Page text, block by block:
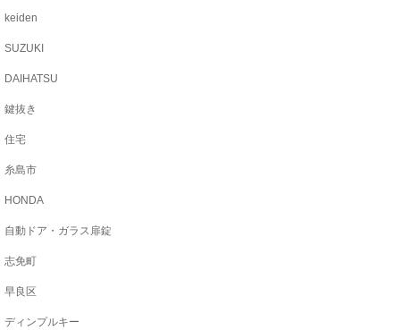
keiden
SUZUKI
DAIHATSU
鍵抜き
住宅
糸島市
HONDA
自動ドア・ガラス扉錠
志免町
早良区
ディンプルキー